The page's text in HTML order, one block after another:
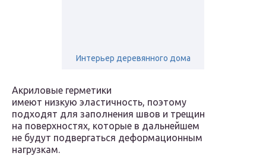
Интерьер деревянного дома
Акриловые герметики
имеют низкую эластичность, поэтому
подходят для заполнения швов и трещин
на поверхностях, которые в дальнейшем
не будут подвергаться деформационным
нагрузкам.